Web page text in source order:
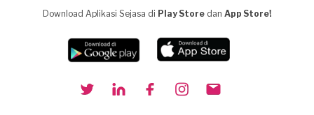
Download Aplikasi Sejasa di Play Store dan App Store!